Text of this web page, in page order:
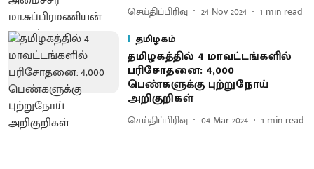
செய்திப்பிரிவு 24 Nov 2024 1 min read
தமிழகம்
தமிழகத்தில் 4 மாவட்டங்களில்
பரிசோதனை: 4,000
பெண்களுக்கு புற்றுநோய்
அறிகுறிகள்
செய்திப்பிரிவு 04 Mar 2024 1 min read